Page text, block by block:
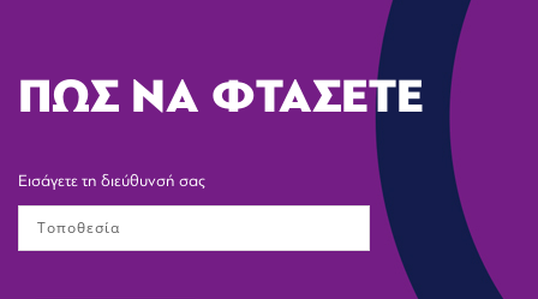
ΠΩΣ ΝΑ ΦΤΑΣΕΤΕ
Εισάγετε τη διεύθυνσή σας